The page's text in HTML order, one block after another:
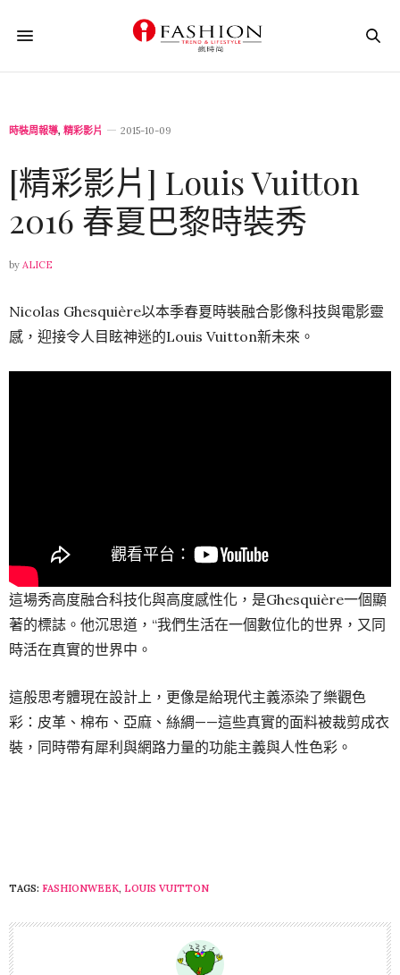
時裝周報導, 精彩影片 2015-10-09
[精彩影片] Louis Vuitton
2016 春夏巴黎時裝秀
by ALICE
Nicolas Ghesquière以本季春夏時裝融合影像科技與電影靈
感，迎接令人目眩神迷的Louis Vuitton新未來。
這場秀高度融合科技化與高度感性化，是Ghesquière一個顯
著的標誌。他沉思道，“我們生活在一個數位化的世界，又同
時活在真實的世界中。
這般思考體現在設計上，更像是給現代主義添染了樂觀色
彩：皮革、棉布、亞麻、絲綢——這些真實的面料被裁剪成衣
裝，同時帶有犀利與網路力量的功能主義與人性色彩。
TAGS: FASHIONWEEK, LOUIS VUITTON